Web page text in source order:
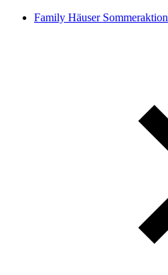
Family Häuser Sommeraktion